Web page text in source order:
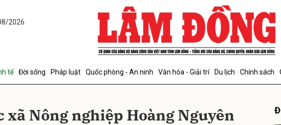
2026
tế Đời sống Pháp luật Quốc phòng - An ninh Văn hóa - Giải trí Du lịch Chính sách
xã Nông nghiệp Hoàng Nguyên
Gửi bình luận